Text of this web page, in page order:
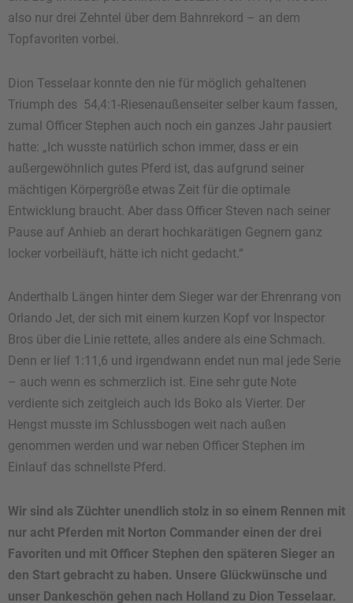
also nur drei Zehntel über dem Bahnrekord – an dem
Topfavoriten vorbei.
Dion Tesselaar konnte den nie für möglich gehaltenen
Triumph des 54,4:1-Riesenaußenseiter selber kaum fassen,
zumal Officer Stephen auch noch ein ganzes Jahr pausiert
hatte: „Ich wusste natürlich schon immer, dass er ein
außergewöhnlich gutes Pferd ist, das aufgrund seiner
mächtigen Körpergröße etwas Zeit für die optimale
Entwicklung braucht. Aber dass Officer Steven nach seiner
Pause auf Anhieb an derart hochkarätigen Gegnern ganz
locker vorbeiläuft, hätte ich nicht gedacht.“
Anderthalb Längen hinter dem Sieger war der Ehrenrang von
Orlando Jet, der sich mit einem kurzen Kopf vor Inspector
Bros über die Linie rettete, alles andere als eine Schmach.
Denn er lief 1:11,6 und irgendwann endet nun mal jede Serie
– auch wenn es schmerzlich ist. Eine sehr gute Note
verdiente sich zeitgleich auch Ids Boko als Vierter. Der
Hengst musste im Schlussbogen weit nach außen
genommen werden und war neben Officer Stephen im
Einlauf das schnellste Pferd.
Wir sind als Züchter unendlich stolz in so einem Rennen mit
nur acht Pferden mit Norton Commander einen der drei
Favoriten und mit Officer Stephen den späteren Sieger an
den Start gebracht zu haben. Unsere Glückwünsche und
unser Dankeschön gehen nach Holland zu Dion Tesselaar.